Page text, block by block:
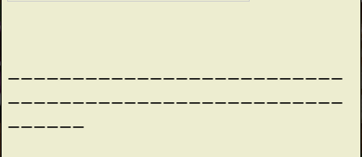
ーーーーーーーーーーーーーーーーーーーーーーーーーー
ーーーーーーーーーーーーーーーーーーーーーーーーーー
ーーーーーー